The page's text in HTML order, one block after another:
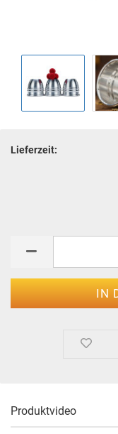
Lieferzeit:
Produktvideo